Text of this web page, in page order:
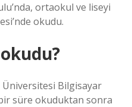
ortaokul ve liseyi
okudu.
Bilgisayar
süre okuduktan sonra